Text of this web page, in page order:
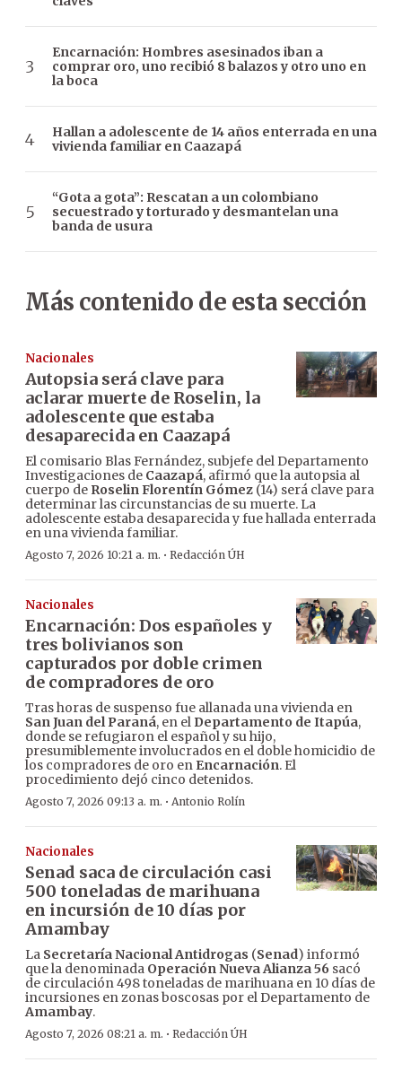
Encarnación: Hombres asesinados iban a
comprar oro, uno recibió 8 balazos y otro uno en
la boca
Hallan a adolescente de 14 años enterrada en una
vivienda familiar en Caazapá
“Gota a gota”: Rescatan a un colombiano
secuestrado y torturado y desmantelan una
banda de usura
Más contenido de esta sección
Nacionales
Autopsia será clave para
aclarar muerte de Roselin, la
adolescente que estaba
desaparecida en Caazapá
El comisario Blas Fernández, subjefe del Departamento
Investigaciones de Caazapá, afirmó que la autopsia al
cuerpo de Roselin Florentín Gómez (14) será clave para
determinar las circunstancias de su muerte. La
adolescente estaba desaparecida y fue hallada enterrada
en una vivienda familiar.
Agosto 7, 2026 10:21 a. m. · Redacción ÚH
Nacionales
Encarnación: Dos españoles y
tres bolivianos son
capturados por doble crimen
de compradores de oro
Tras horas de suspenso fue allanada una vivienda en
San Juan del Paraná, en el Departamento de Itapúa,
donde se refugiaron el español y su hijo,
presumiblemente involucrados en el doble homicidio de
los compradores de oro en Encarnación. El
procedimiento dejó cinco detenidos.
Agosto 7, 2026 09:13 a. m. · Antonio Rolín
Nacionales
Senad saca de circulación casi
500 toneladas de marihuana
en incursión de 10 días por
Amambay
La Secretaría Nacional Antidrogas (Senad) informó
que la denominada Operación Nueva Alianza 56 sacó
de circulación 498 toneladas de marihuana en 10 días de
incursiones en zonas boscosas por el Departamento de
Amambay.
Agosto 7, 2026 08:21 a. m. · Redacción ÚH